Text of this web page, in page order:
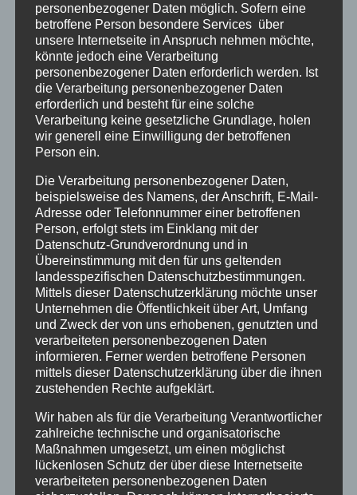
zuzugehen, deshalb hier die folgenden
Möglichkeiten:
Auf derÜberblickskartenachschauen,
ob eurer Heim schon Ansprechpartner hat,
wenn nicht, meldet euch bei
vorstandsmitglied-fuer-
werdet vielleicht selbst Ansprechpartner
eures eigenen Heimes, so findet ihr am
schnellsten andere aus eurem Heim.
Mit der Bundeskoordination Kontakt
aufnehmen,um gezielt einem anderen
Betroffenen bei ZEUGNIS ABLEGEN einen
Brief per Mail zu schicken, der nicht
öffentlich sichtbar sein soll, unter: Buko-
orga-st@verschickungsheime.de
InsForumgehen, dort auch euren Bericht
Kontakt aufnehmen
Beachtet auch diesePETITION. Wenn sie euch
personenbezogener Daten möglich. Sofern eine
betroffene Person besondere Services über
unsere Internetseite in Anspruch nehmen möchte,
könnte jedoch eine Verarbeitung
personenbezogener Daten erforderlich werden. Ist
die Verarbeitung personenbezogener Daten
erforderlich und besteht für eine solche
Verarbeitung keine gesetzliche Grundlage, holen
wir generell eine Einwilligung der betroffenen
Person ein.
Die Verarbeitung personenbezogener Daten,
beispielsweise des Namens, der Anschrift, E-Mail-
Adresse oder Telefonnummer einer betroffenen
Person, erfolgt stets im Einklang mit der
Datenschutz-Grundverordnung und in
Übereinstimmung mit den für uns geltenden
landesspezifischen Datenschutzbestimmungen.
Mittels dieser Datenschutzerklärung möchte unser
Unternehmen die Öffentlichkeit über Art, Umfang
und Zweck der von uns erhobenen, genutzten und
verarbeiteten personenbezogenen Daten
informieren. Ferner werden betroffene Personen
mittels dieser Datenschutzerklärung über die ihnen
zustehenden Rechte aufgeklärt.
Wir haben als für die Verarbeitung Verantwortlicher
zahlreiche technische und organisatorische
Maßnahmen umgesetzt, um einen möglichst
lückenlosen Schutz der über diese Internetseite
verarbeiteten personenbezogenen Daten